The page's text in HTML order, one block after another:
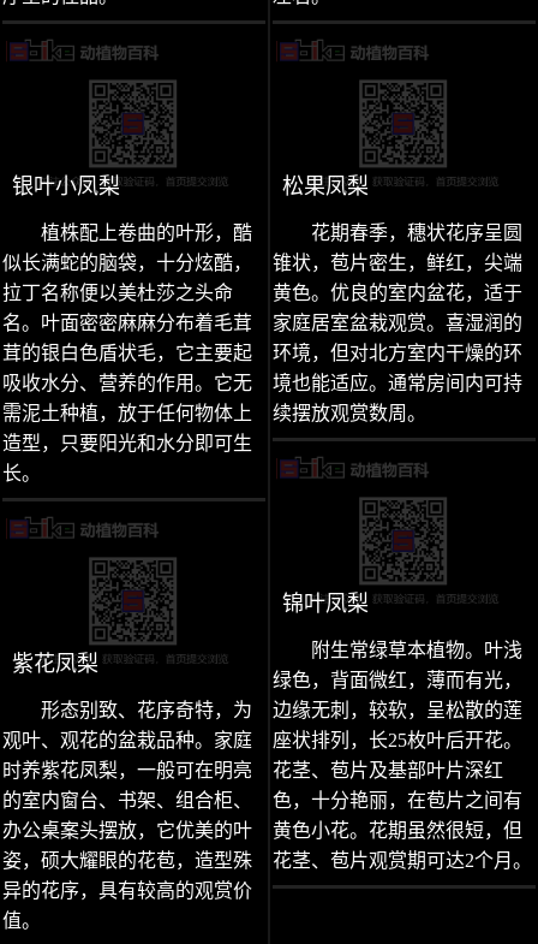
银叶小凤梨
植株配上卷曲的叶形，酷
似长满蛇的脑袋，十分炫酷，
拉丁名称便以美杜莎之头命
名。叶面密密麻麻分布着毛茸
茸的银白色盾状毛，它主要起
吸收水分、营养的作用。它无
需泥土种植，放于任何物体上
造型，只要阳光和水分即可生
长。
紫花凤梨
形态别致、花序奇特，为
观叶、观花的盆栽品种。家庭
时养紫花凤梨，一般可在明亮
的室内窗台、书架、组合柜、
办公桌案头摆放，它优美的叶
姿，硕大耀眼的花苞，造型殊
异的花序，具有较高的观赏价
值。
松果凤梨
花期春季，穗状花序呈圆
锥状，苞片密生，鲜红，尖端
黄色。优良的室内盆花，适于
家庭居室盆栽观赏。喜湿润的
环境，但对北方室内干燥的环
境也能适应。通常房间内可持
续摆放观赏数周。
锦叶凤梨
附生常绿草本植物。叶浅
绿色，背面微红，薄而有光，
边缘无刺，较软，呈松散的莲
座状排列，长25枚叶后开花。
花茎、苞片及基部叶片深红
色，十分艳丽，在苞片之间有
黄色小花。花期虽然很短，但
花茎、苞片观赏期可达2个月。